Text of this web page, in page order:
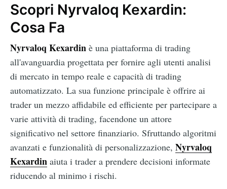
Scopri Nyrvaloq Kexardin:
Cosa Fa
Nyrvaloq Kexardin è una piattaforma di trading
all'avanguardia progettata per fornire agli utenti analisi
di mercato in tempo reale e capacità di trading
automatizzato. La sua funzione principale è offrire ai
trader un mezzo affidabile ed efficiente per partecipare a
varie attività di trading, facendone un attore
significativo nel settore finanziario. Sfruttando algoritmi
avanzati e funzionalità di personalizzazione, Nyrvaloq
Kexardin aiuta i trader a prendere decisioni informate
riducendo al minimo i rischi.